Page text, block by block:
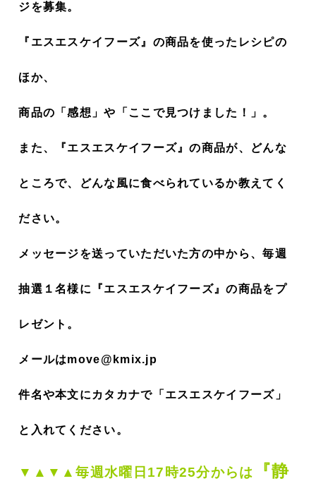
ジを募集。
『エスエスケイフーズ』の商品を使ったレシピの
ほか、
商品の「感想」や「ここで見つけました！」。
また、『エスエスケイフーズ』の商品が、どんな
ところで、どんな風に食べられているか教えてく
ださい。
メッセージを送っていただいた方の中から、毎週
抽選１名様に『エスエスケイフーズ』の商品をプ
レゼント。
メールはmove@kmix.jp
件名や本文にカタカナで「エスエスケイフーズ」
と入れてください。
▼▲▼▲毎週水曜日17時25分からは
『静